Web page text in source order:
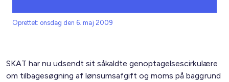
Oprettet: onsdag den 6. maj 2009
SKAT har nu udsendt sit såkaldte genoptagelsescirkulære
om tilbagesøgning af lønsumsafgift og moms på baggrund